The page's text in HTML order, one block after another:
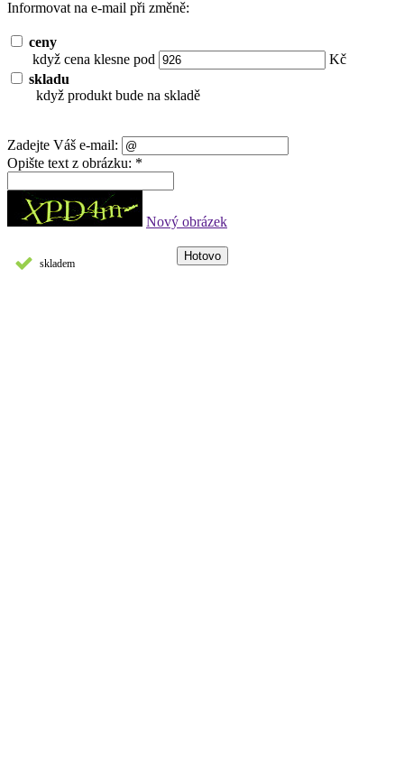
skladem
Informovat na e-mail při změně:
ceny
když cena klesne pod
Kč
skladu
když produkt bude na skladě
Zadejte Váš e-mail:
Opište text z obrázku: *
Nový obrázek